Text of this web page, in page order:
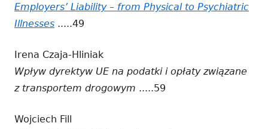
Employers’ Liability – from Physical to Psychiatric
Illnesses Strona
się
w
nowym
.....49
Irena Czaja-Hliniak
Wpływ dyrektyw UE na podatki i opłaty związane
z transportem drogowym .....59
Wojciech Fill